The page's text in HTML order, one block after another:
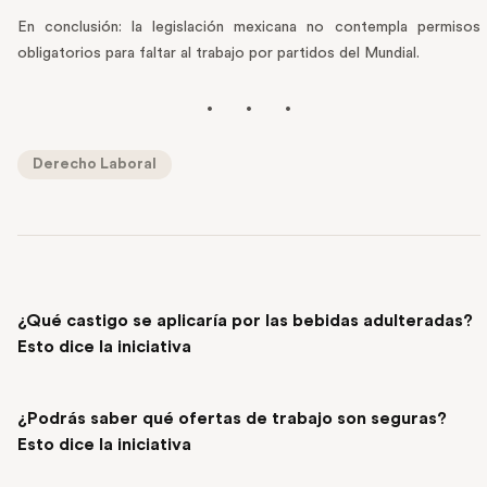
En conclusión: la legislación mexicana no contempla permisos
obligatorios para faltar al trabajo por partidos del Mundial.
Derecho Laboral
¿Qué castigo se aplicaría por las bebidas adulteradas?
Esto dice la iniciativa
¿Podrás saber qué ofertas de trabajo son seguras?
Esto dice la iniciativa